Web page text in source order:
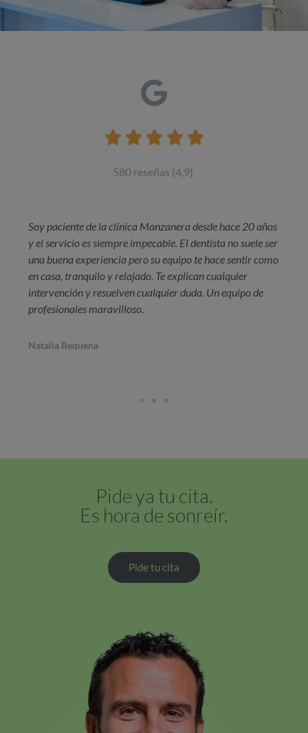
    
580 reseñas (4,9)
Soy paciente de la clínica Manzanera desde hace 20 años
y el servicio es siempre impecable. El dentista no suele ser
una buena experiencia pero su equipo te hace sentir como
en casa, tranquilo y relajado. Te explican cualquier
intervención y resuelven cualquier duda. Un equipo de
profesionales maravilloso.
Natalia Requena
Pide ya tu cita.
Es hora de sonreír.
Pide tu cita